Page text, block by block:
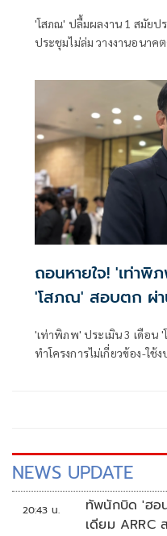
'โสภณ' ปลื้มผลงาน 1 สมัยป
ประชุมไม่ล่ม วางงานอนา
ร่วมมือใช้เวลาสภาให้คุ้มค่า
ถอนหายใจ! 'เท่าพิ
'โสภณ' สอบตก ผ่า
ไม่เกี่ยวข้อง-ใช้งบ
'เท่าพิภพ' ประเมิน 3 เดือ
ทำโครงการไม่เกี่ยวข้อง-ใช้
NEWS UPDATE
20:43 น.
ทัพนักบิด 'ฮอ
เดียม ARRC